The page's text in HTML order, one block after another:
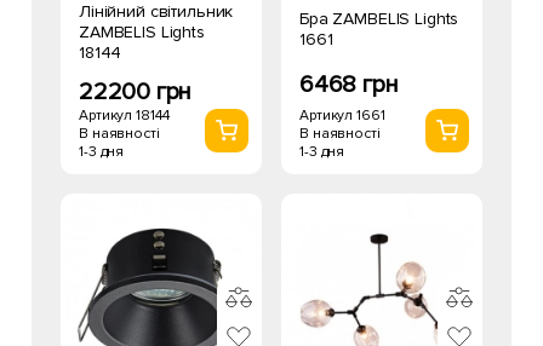
Лінійний світильник
ZAMBELIS Lights
18144
22200 грн
Артикул 18144
В наявності
1-3 дня
Бра ZAMBELIS Lights
1661
6468 грн
Артикул 1661
В наявності
1-3 дня